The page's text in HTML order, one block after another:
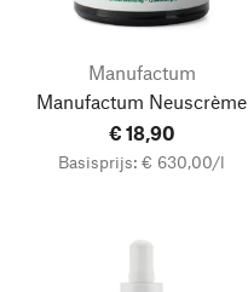
Manufactum
Manufactum Neuscrème
€ 18,90
Basisprijs: € 630,00/l